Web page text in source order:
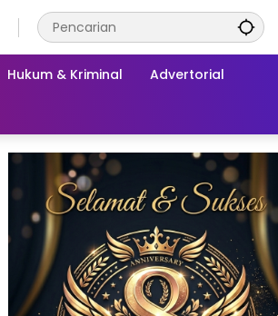
Hukum & Kriminal Advertorial